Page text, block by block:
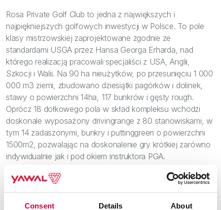
Consent Details About
Rosa Private Golf Club to jedna z największych i
najpiękniejszych golfowych inwestycji w Polsce. To pole
klasy mistrzowskiej zaprojektowane zgodnie ze
standardami USGA przez Hansa Georga Erharda, nad
którego realizacją pracowali specjaliści z USA, Anglii,
Szkocji i Walii. Na 90 ha nieużytków, po przesunięciu 1 000
000 m3 ziemi, zbudowano dziesiątki pagórków i dolinek,
stawy o powierzchni 14ha, 117 bunkrów i gęsty rough.
Oprócz 18 dołkowego pola w skład kompleksu wchodzi
doskonale wyposażony drivingrange z 80 stanowiskami, w
tym 14 zadaszonymi, bunkry i puttinggreen o powierzchni
1500m2, pozwalając na doskonalenie gry krótkiej zarówno
indywidualnie jak i pod okiem instruktora PGA.
Hauraton, Yawal System, Guardian i Efaflex, natomiast
patronat honorowy sprawują Śląska Okręgowa Izba
Architektów RP oraz Zarząd Główny Stowarzyszenia